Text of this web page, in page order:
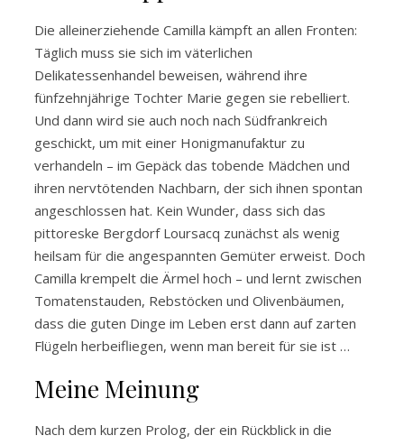
Die alleinerziehende Camilla kämpft an allen Fronten:
Täglich muss sie sich im väterlichen
Delikatessenhandel beweisen, während ihre
fünfzehnjährige Tochter Marie gegen sie rebelliert.
Und dann wird sie auch noch nach Südfrankreich
geschickt, um mit einer Honigmanufaktur zu
verhandeln – im Gepäck das tobende Mädchen und
ihren nervtötenden Nachbarn, der sich ihnen spontan
angeschlossen hat. Kein Wunder, dass sich das
pittoreske Bergdorf Loursacq zunächst als wenig
heilsam für die angespannten Gemüter erweist. Doch
Camilla krempelt die Ärmel hoch – und lernt zwischen
Tomatenstauden, Rebstöcken und Olivenbäumen,
dass die guten Dinge im Leben erst dann auf zarten
Flügeln herbeifliegen, wenn man bereit für sie ist …
Meine Meinung
Nach dem kurzen Prolog, der ein Rückblick in die